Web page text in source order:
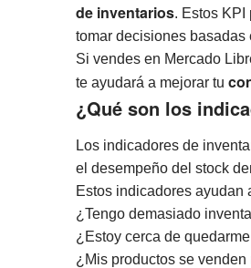
de inventarios. Estos KPI
tomar decisiones basadas
Si vendes en Mercado
te ayudará a mejorar tu
¿Qué son los
Los indicadores de
el desempeño del stock
Estos indicadores ayudan
¿Tengo demasiado
¿Estoy cerca de
¿Mis productos se